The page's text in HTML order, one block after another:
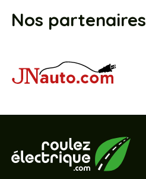
Nos partenaires